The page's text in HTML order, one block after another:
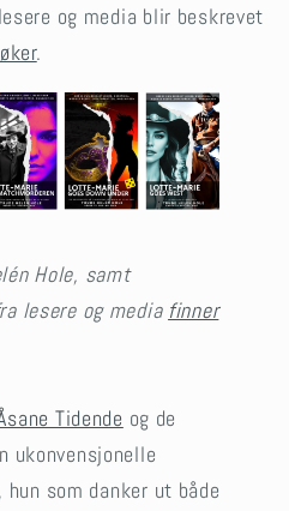
og media blir beskrevet
.
Hole, samt
lesere og media finner
Tidende og de
ukonvensjonelle
som danker ut både